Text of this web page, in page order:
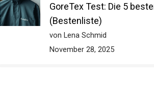
GoreTex Test: Die 5 besten
(Bestenliste)
von Lena Schmid
November 28, 2025